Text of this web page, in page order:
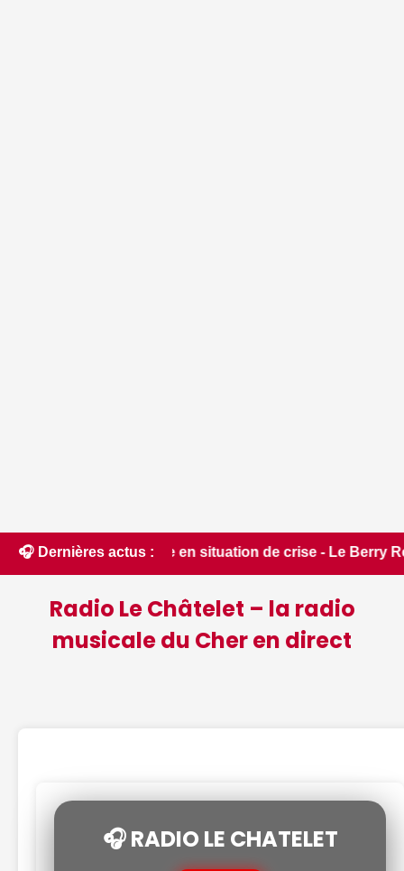
🎧 Dernières actus :
en situation de crise - Le Berry Républicain •
Radio Le Châtelet – la radio
musicale du Cher en direct
🎧 RADIO LE CHATELET